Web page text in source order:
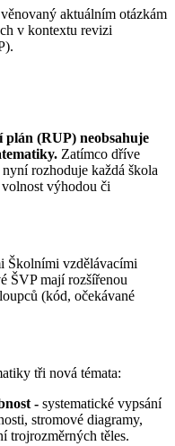
aktuálním otázkám
v kontextu revizi
plán (RUP) neobsahuje
Zatímco dříve
rozhoduje každá škola
volnost výhodou či
Školními vzdělávacími
ŠVP mají rozšířenou
(kód, očekávané
tři nová témata:
‑ systematické vypsání
stromové diagramy,
trojrozměrných těles.